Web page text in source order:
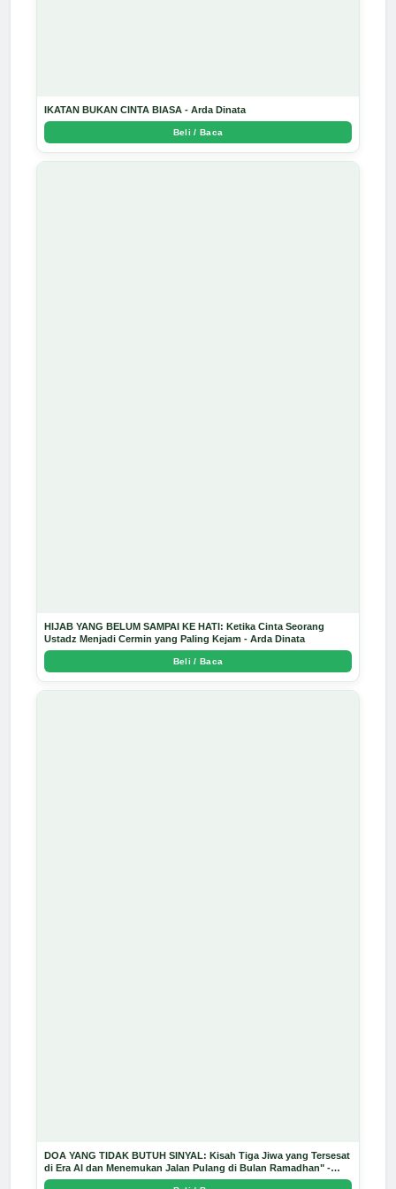
IKATAN BUKAN CINTA BIASA - Arda Dinata
Beli / Baca
HIJAB YANG BELUM SAMPAI KE HATI: Ketika Cinta Seorang
Ustadz Menjadi Cermin yang Paling Kejam - Arda Dinata
Beli / Baca
DOA YANG TIDAK BUTUH SINYAL: Kisah Tiga Jiwa yang Tersesat
di Era AI dan Menemukan Jalan Pulang di Bulan Ramadhan" -
Arda Dinata